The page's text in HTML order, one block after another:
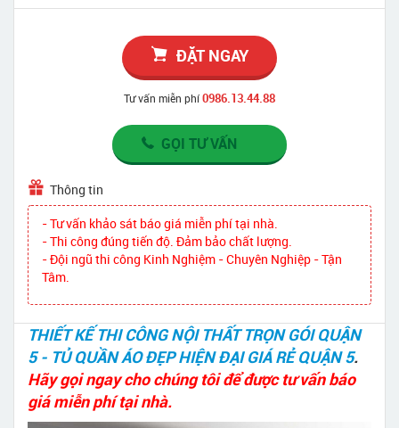
ĐẶT NGAY
Tư vấn miễn phí0986.13.44.88
GỌI TƯ VẤN
Thông tin
- Tư vấn khảo sát báo giá miễn phí tại nhà.
- Thi công đúng tiến độ. Đảm bảo chất lượng.
- Đội ngũ thi công Kinh Nghiệm - Chuyên Nghiệp - Tận
Tâm.
THIẾT KẾ THI CÔNG NỘI THẤT TRỌN GÓI QUẬN
5 - TỦ QUẦN ÁO ĐẸP HIỆN ĐẠI GIÁ RẺ QUẬN 5.
Hãy gọi ngay cho chúng tôi để được tư vấn báo
giá miễn phí tại nhà.